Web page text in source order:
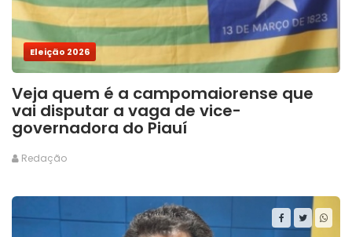
Eleição 2026
Veja quem é a campomaiorense que
vai disputar a vaga de vice-
governadora do Piauí
Redação